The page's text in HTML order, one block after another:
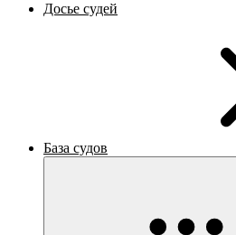
Досье судей
База судов